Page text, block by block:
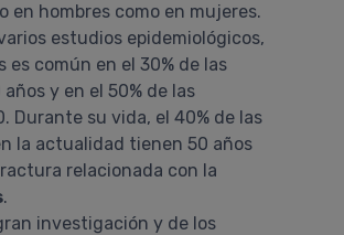
en hombres como en mujeres.
estudios epidemiológicos,
es común en el 30% de las
y en el 50% de las
Durante su vida, el 40% de las
la actualidad tienen 50 años
relacionada con la
.
investigación y de los